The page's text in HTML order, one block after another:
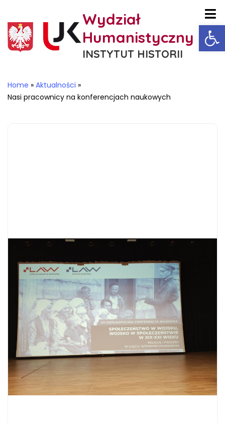
Wydział
Humanistyczny
INSTYTUT HISTORII
Home » Aktualności »
Nasi pracownicy na konferencjach naukowych